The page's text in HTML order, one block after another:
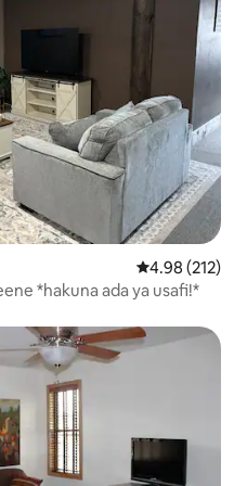
Ukadiriaji wa
4.98 (212)
*hakuna ada ya usafi!*